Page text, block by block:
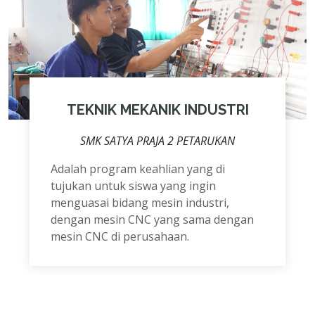
TEKNIK MEKANIK INDUSTRI
SMK SATYA PRAJA 2 PETARUKAN
Adalah program keahlian yang di
tujukan untuk siswa yang ingin
menguasai bidang mesin industri,
dengan mesin CNC yang sama dengan
mesin CNC di perusahaan.